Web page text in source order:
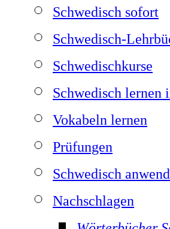
Schwedisch sofort
Schwedisch-
Schwedischkurse
Schwedisch lernen
Vokabeln lernen
Prüfungen
Schwedisch
Nachschlagen